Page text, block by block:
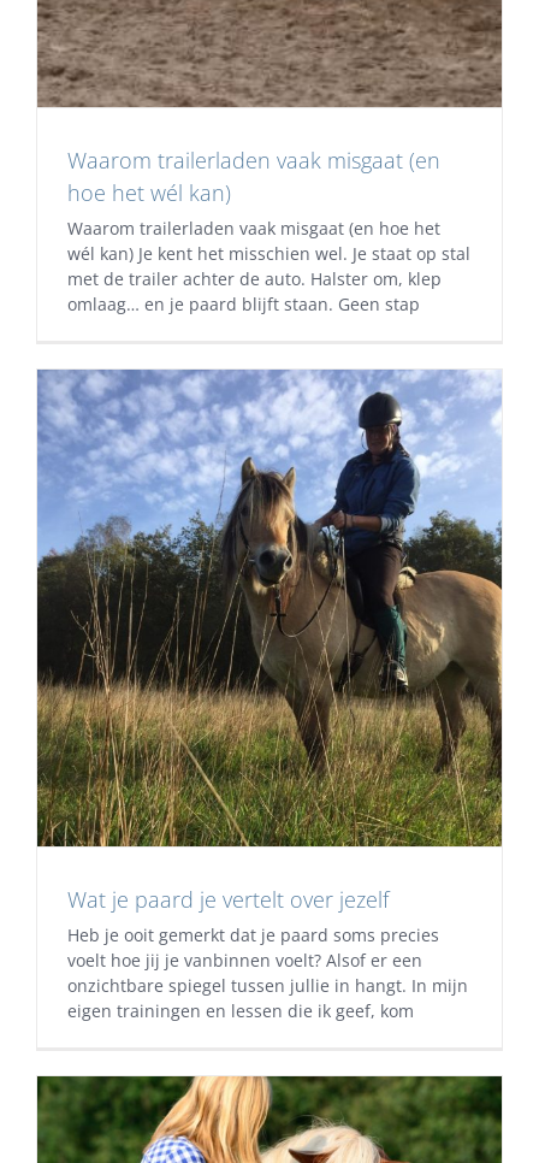
Waarom trailerladen vaak misgaat (en
hoe het wél kan)
Waarom trailerladen vaak misgaat (en hoe het
wél kan) Je kent het misschien wel. Je staat op stal
met de trailer achter de auto. Halster om, klep
omlaag… en je paard blijft staan. Geen stap
Wat je paard je vertelt over jezelf
Heb je ooit gemerkt dat je paard soms precies
voelt hoe jij je vanbinnen voelt? Alsof er een
onzichtbare spiegel tussen jullie in hangt. In mijn
eigen trainingen en lessen die ik geef, kom